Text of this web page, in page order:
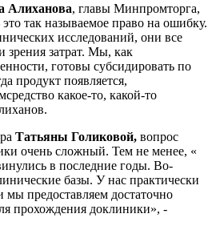
Алиханова, главы Минпромторга,
так называемое право на ошибку.
исследований, они все
зрения затрат. Мы, как
готовы субсидировать по
продукт появляется,
какое-то, какой-то
Татьяны Голиковой, вопрос
очень сложный. Тем не менее, «
в последние годы. Во-
базы. У нас практически
мы предоставляем достаточно
прохождения доклиники», -